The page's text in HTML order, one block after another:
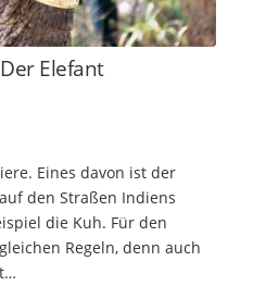
Elefant
Eines davon ist der
den Straßen Indiens
die Kuh. Für den
Regeln, denn auch